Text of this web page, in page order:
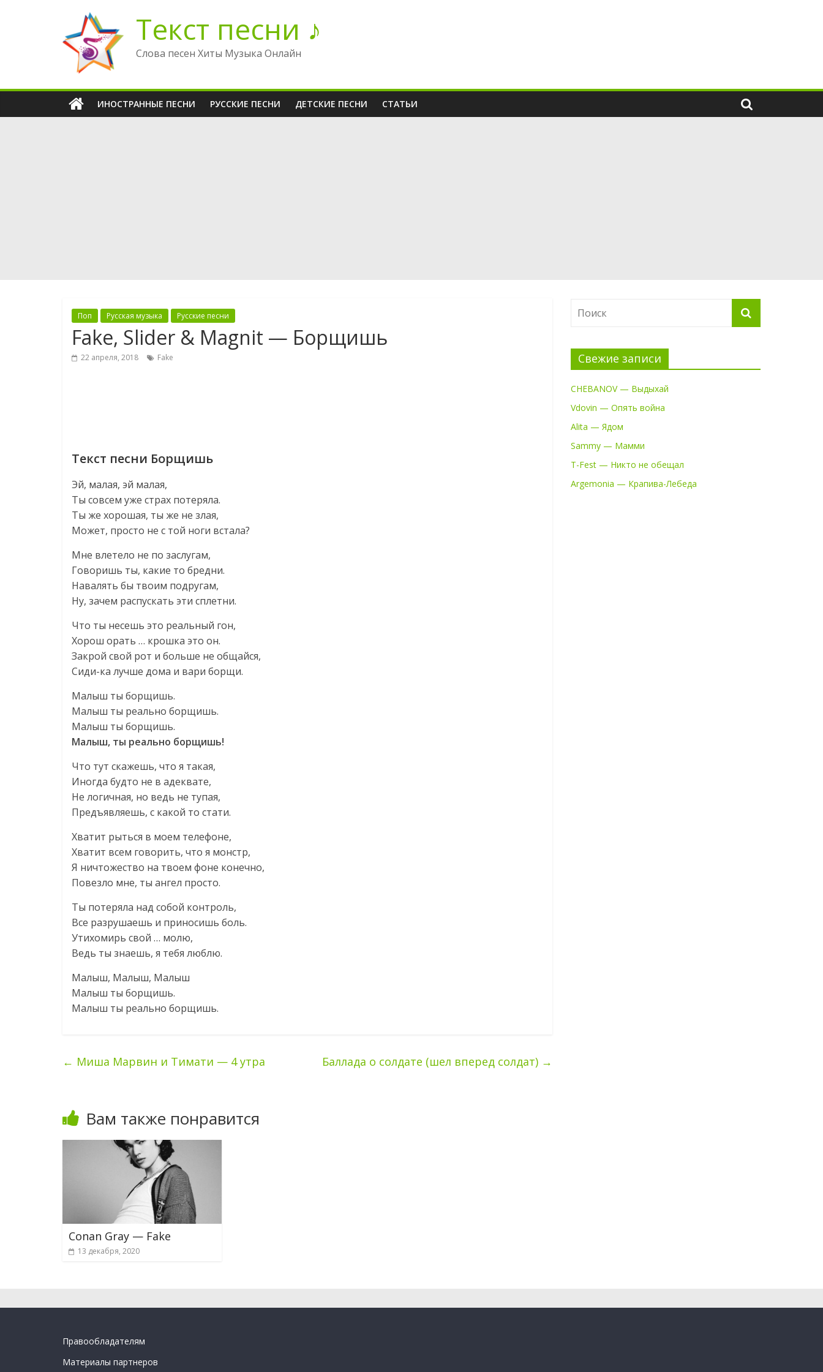
содержимому
Текст песни ♪
Слова песен Хиты Музыка Онлайн
ИНОСТРАННЫЕ ПЕСНИ РУССКИЕ ПЕСНИ ДЕТСКИЕ ПЕСНИ СТАТЬИ
Поп Русская музыка Русские песни
Fake, Slider & Magnit — Борщишь
22 апреля, 2018 Fake
Текст песни Борщишь
Эй, малая, эй малая,
Ты совсем уже страх потеряла.
Ты же хорошая, ты же не злая,
Может, просто не с той ноги встала?
Мне влетело не по заслугам,
Говоришь ты, какие то бредни.
Навалять бы твоим подругам,
Ну, зачем распускать эти сплетни.
Что ты несешь это реальный гон,
Хорош орать … крошка это он.
Закрой свой рот и больше не общайся,
Сиди-ка лучше дома и вари борщи.
Малыш ты борщишь.
Малыш ты реально борщишь.
Малыш ты борщишь.
Малыш, ты реально борщишь!
Что тут скажешь, что я такая,
Иногда будто не в адеквате,
Не логичная, но ведь не тупая,
Предъявляешь, с какой то стати.
Хватит рыться в моем телефоне,
Хватит всем говорить, что я монстр,
Я ничтожество на твоем фоне конечно,
Повезло мне, ты ангел просто.
Ты потеряла над собой контроль,
Все разрушаешь и приносишь боль.
Утихомирь свой … молю,
Ведь ты знаешь, я тебя люблю.
Малыш, Малыш, Малыш
Малыш ты борщишь.
Малыш ты реально борщишь.
← Миша Марвин и Тимати — 4 утра Баллада о солдате (шел вперед солдат) →
Вам также понравится
Conan Gray — Fake
13 декабря, 2020
Свежие записи
CHEBANOV — Выдыхай
Vdovin — Опять война
Alita — Ядом
Sammy — Мамми
T-Fest — Никто не обещал
Argemonia — Крапива-Лебеда
Правообладателям
Материалы партнеров